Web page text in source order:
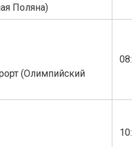
Поляна)
(Олимпийский